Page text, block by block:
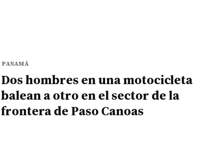
PANAMÁ
Dos hombres en una motocicleta
balean a otro en el sector de la
frontera de Paso Canoas